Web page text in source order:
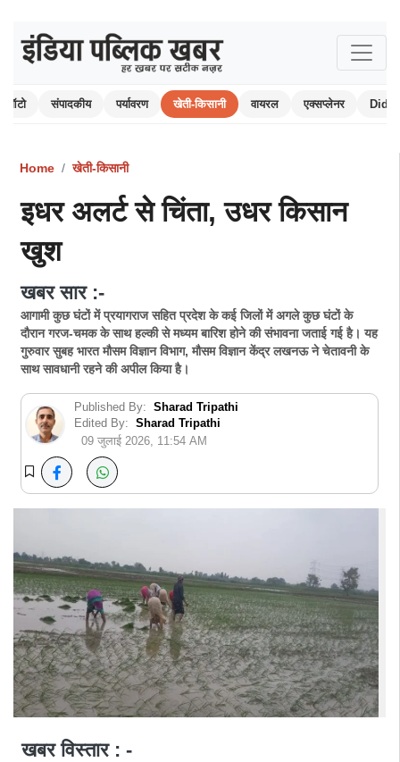
ऑटो संपादकीय पर्यावरण खेती-किसानी वायरल एक्सप्लेनर Did
Home खेती-किसानी
इधर अलर्ट से चिंता, उधर किसान
खुश
खबर सार :-
आगामी कुछ घंटों में प्रयागराज सहित प्रदेश के कई जिलों में अगले कुछ घंटों के
दौरान गरज-चमक के साथ हल्की से मध्यम बारिश होने की संभावना जताई गई है। यह
गुरुवार सुबह भारत मौसम विज्ञान विभाग, मौसम विज्ञान केंद्र लखनऊ ने चेतावनी के
साथ सावधानी रहने की अपील किया है।
Published By: Sharad Tripathi
Edited By: Sharad Tripathi
09 जुलाई 2026, 11:54 AM
खबर विस्तार : -